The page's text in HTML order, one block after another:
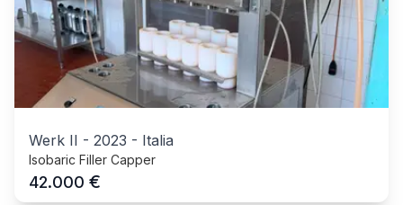
Werk II - 2023 - Italia
Isobaric Filler Capper
42.000 €